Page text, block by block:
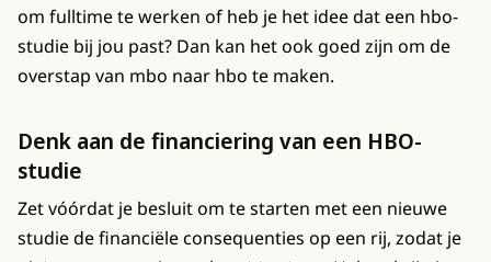
om fulltime te werken of heb je het idee dat een hbo-
studie bij jou past? Dan kan het ook goed zijn om de
overstap van mbo naar hbo te maken.
Denk aan de financiering van een HBO-
studie
Zet vóórdat je besluit om te starten met een nieuwe
studie de financiële consequenties op een rij, zodat je